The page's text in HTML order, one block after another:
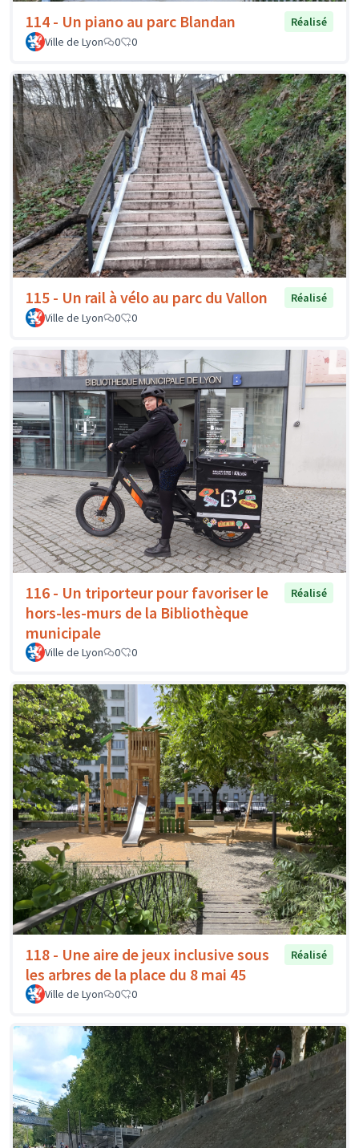
114 - Un piano au parc Blandan
Réalisé
Ville de Lyon
0 0
115 - Un rail à vélo au parc du Vallon
Réalisé
Ville de Lyon
0 0
116 - Un triporteur pour favoriser le
hors-les-murs de la Bibliothèque
municipale
Réalisé
Ville de Lyon 0 0
118 - Une aire de jeux inclusive sous
les arbres de la place du 8 mai 45
Réalisé
Ville de Lyon 0 0